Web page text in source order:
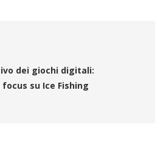
dei giochi digitali:
su Ice Fishing